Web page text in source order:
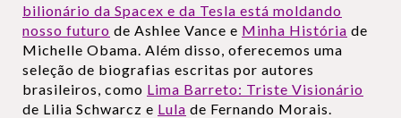
bilionário da Spacex e da Tesla está moldando
nosso futuro de Ashlee Vance e Minha História de
Michelle Obama. Além disso, oferecemos uma
seleção de biografias escritas por autores
brasileiros, como Lima Barreto: Triste Visionário
de Lilia Schwarcz e Lula de Fernando Morais.